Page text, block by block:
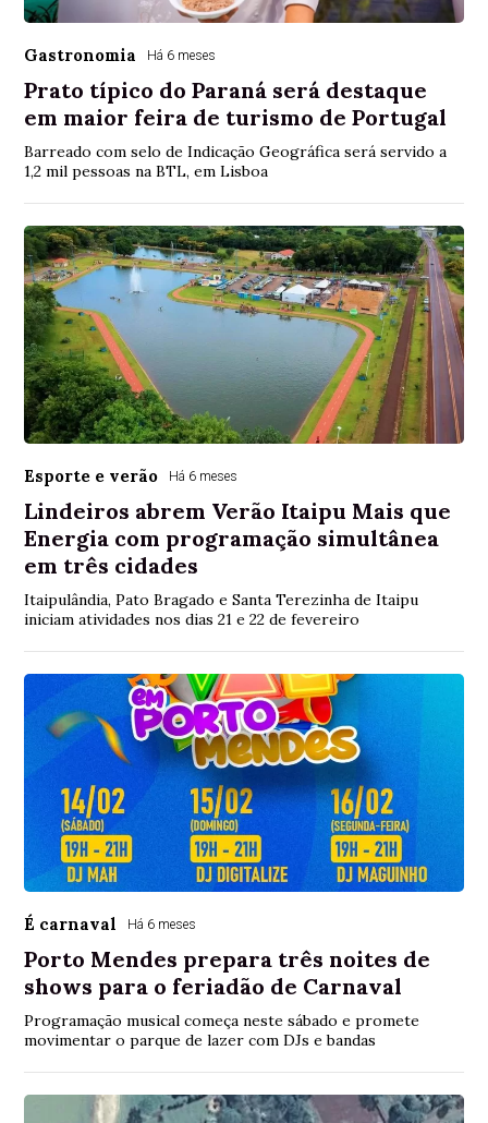
Gastronomia Há 6 meses
Prato típico do Paraná será destaque
em maior feira de turismo de Portugal
Barreado com selo de Indicação Geográfica será servido a
1,2 mil pessoas na BTL, em Lisboa
Esporte e verão Há 6 meses
Lindeiros abrem Verão Itaipu Mais que
Energia com programação simultânea
em três cidades
Itaipulândia, Pato Bragado e Santa Terezinha de Itaipu
iniciam atividades nos dias 21 e 22 de fevereiro
É carnaval Há 6 meses
Porto Mendes prepara três noites de
shows para o feriadão de Carnaval
Programação musical começa neste sábado e promete
movimentar o parque de lazer com DJs e bandas